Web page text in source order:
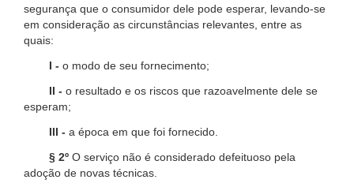
segurança que o consumidor dele pode esperar, levando-se
em consideração as circunstâncias relevantes, entre as
quais:
I - o modo de seu fornecimento;
II - o resultado e os riscos que razoavelmente dele se
esperam;
III - a época em que foi fornecido.
§ 2º O serviço não é considerado defeituoso pela
adoção de novas técnicas.